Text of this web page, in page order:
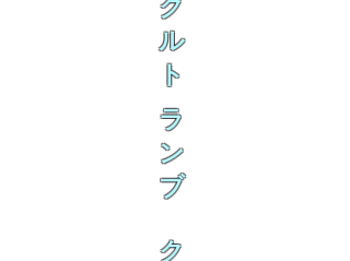
ク
ル
ト
ラ
ン
ブ
ク